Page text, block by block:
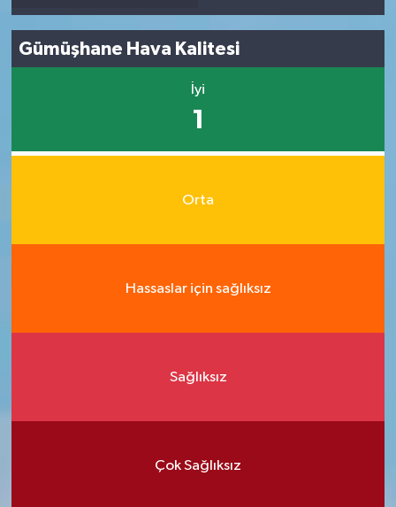
Gümüşhane Hava Kalitesi
İyi
1
Orta
Hassaslar için sağlıksız
Sağlıksız
Çok Sağlıksız